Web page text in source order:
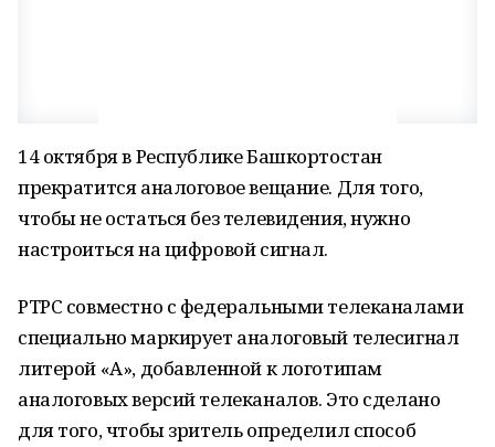
14 октября в Республике Башкортостан
прекратится аналоговое вещание. Для того,
чтобы не остаться без телевидения, нужно
настроиться на цифровой сигнал.
РТРС совместно с федеральными телеканалами
специально маркирует аналоговый телесигнал
литерой «А», добавленной к логотипам
аналоговых версий телеканалов. Это сделано
для того, чтобы зритель определил способ